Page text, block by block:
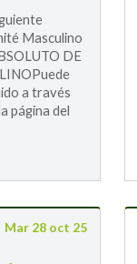
Masculino
DE
a través
página del
Mar 28 oct 25